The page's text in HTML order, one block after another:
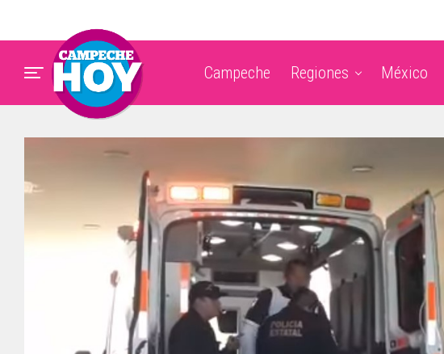
Campeche Regiones México